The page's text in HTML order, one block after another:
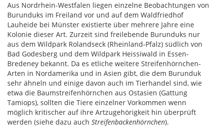
Aus Nordrhein-Westfalen liegen einzelne Beobachtungen von
Burunduks im Freiland vor und auf dem Waldfriedhof
Lauheide bei Münster existierte über mehrere Jahre eine
Kolonie dieser Art. Zurzeit sind freilebende Burunduks nur
aus dem Wildpark Rolandseck (Rheinland-Pfalz) südlich von
Bad Godesberg und dem Wildpark Heissiwald in Essen-
Bredeney bekannt. Da es etliche weitere Streifenhörnchen-
Arten in Nordamerika und in Asien gibt, die dem Burunduk
sehr ähneln und einige davon auch im Tierhandel sind, wie
etwa die Baumstreifenhörnchen aus Ostasien (Gattung
Tamiops), sollten die Tiere einzelner Vorkommen wenn
möglich kritischer auf ihre Artzugehörigkeit hin überprüft
werden (siehe dazu auch Streifenbackenhörnchen).